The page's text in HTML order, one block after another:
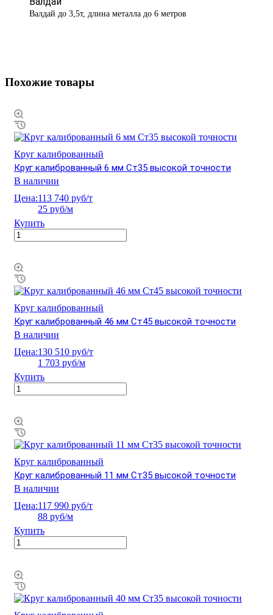
Валдай до 3,5т, длина металла до 6 метров
Похожие товары
Круг калиброванный
Круг калиброванный 6 мм Ст35 высокой точности
В наличии
Цена:113 740 руб/т
25 руб/м
Купить
Круг калиброванный
Круг калиброванный 46 мм Ст45 высокой точности
В наличии
Цена:130 510 руб/т
1 703 руб/м
Купить
Круг калиброванный
Круг калиброванный 11 мм Ст35 высокой точности
В наличии
Цена:117 990 руб/т
88 руб/м
Купить